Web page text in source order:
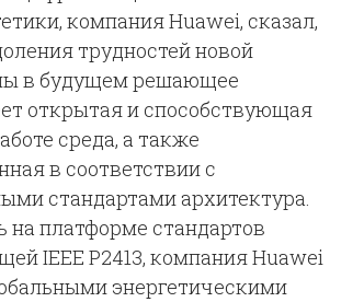
компания Huawei, сказал,
трудностей новой
в будущем решающее
открытая и способствующая
среда, а также
в соответствии с
стандартами архитектура.
на платформе стандартов
IEEE P2413, компания Huawei
энергетическими